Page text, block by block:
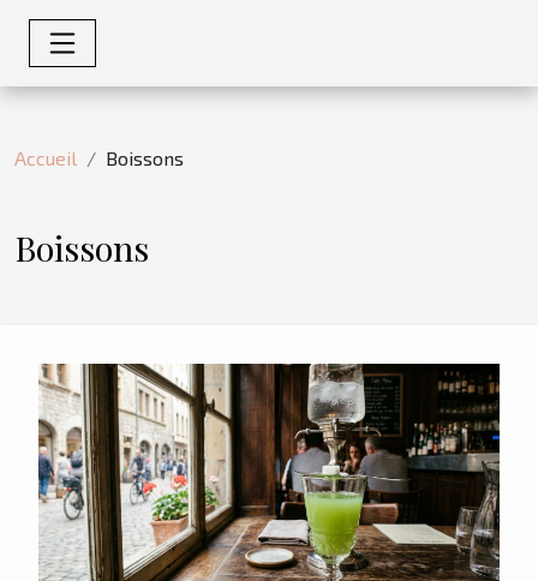
Accueil Boissons
Boissons